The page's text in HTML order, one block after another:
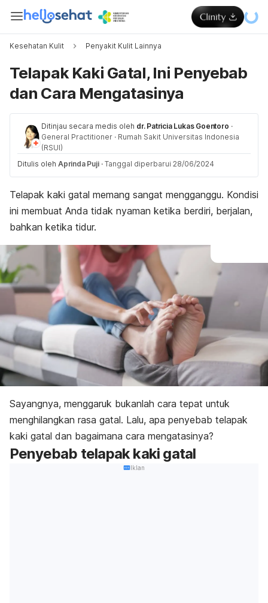
Kesehatan Kulit Penyakit Kulit Lainnya
Telapak Kaki Gatal, Ini Penyebab
dan Cara Mengatasinya
Ditinjau secara medis oleh dr. Patricia Lukas Goentoro ·
General Practitioner · Rumah Sakit Universitas Indonesia
(RSUI)
Ditulis oleh Aprinda Puji · Tanggal diperbarui 28/06/2024
Telapak kaki gatal memang sangat mengganggu. Kondisi
ini membuat Anda tidak nyaman ketika berdiri, berjalan,
bahkan ketika tidur.
Sayangnya, menggaruk bukanlah cara tepat untuk
menghilangkan rasa gatal. Lalu, apa penyebab telapak
kaki gatal dan bagaimana cara mengatasinya?
Penyebab telapak kaki gatal
Iklan